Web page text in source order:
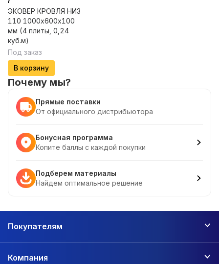
ЭКОВЕР КРОВЛЯ НИЗ
110 1000х600х100
мм (4 плиты, 0,24
куб.м)
Под заказ
В корзину
Почему мы?
Прямые поставки
От официального дистрибьютора
Бонусная программа
Копите баллы с каждой покупки
Подберем материалы
Найдем оптимальное решение
Покупателям
Компания